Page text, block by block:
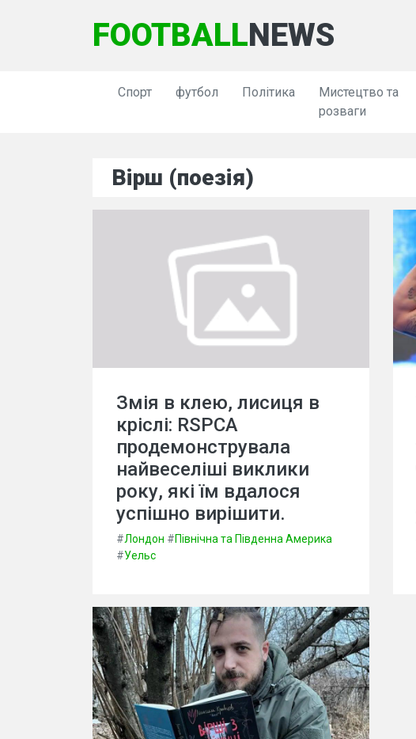
FOOTBALLNEWS
Спорт футбол Політика
Мистецтво та
розваги
Вірш (поезія)
Змія в клею, лисиця в
кріслі: RSPCA
продемонструвала
найвеселіші виклики
року, які їм вдалося
успішно вирішити.
#Лондон #Північна та Південна Америка
#Уельс